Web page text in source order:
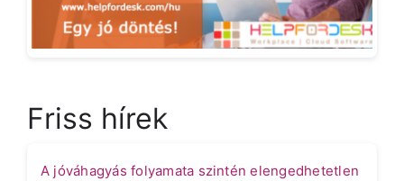
Friss hírek
A jóváhagyás folyamata szintén elengedhetetlen